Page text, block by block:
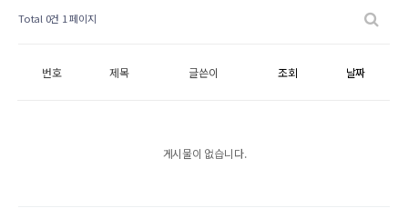
Total 0건 1 페이지
번호 제목 글쓴이 조회 날짜
게시물이 없습니다.